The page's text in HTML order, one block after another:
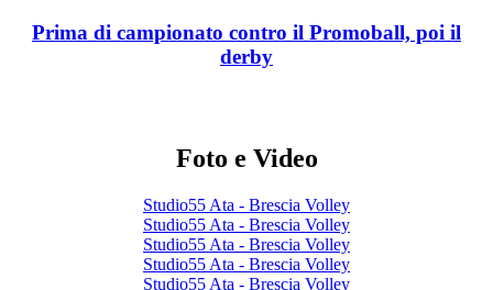
Prima di campionato contro il Promoball, poi il
derby
Foto e Video
Studio55 Ata - Brescia Volley
Studio55 Ata - Brescia Volley
Studio55 Ata - Brescia Volley
Studio55 Ata - Brescia Volley
Studio55 Ata - Brescia Volley